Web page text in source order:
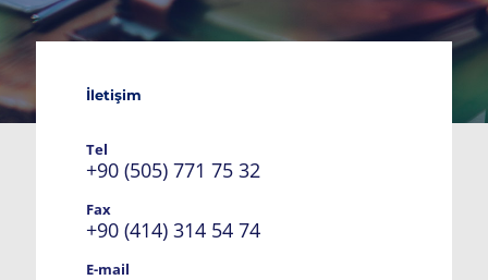
İletişim
Tel
+90 (505) 771 75 32
Fax
+90 (414) 314 54 74
E-mail